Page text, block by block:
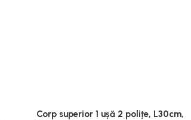
Corp superior 1 ușă 2 polițe, L30cm,